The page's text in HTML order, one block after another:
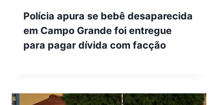
Polícia apura se bebê desaparecida
em Campo Grande foi entregue
para pagar dívida com facção